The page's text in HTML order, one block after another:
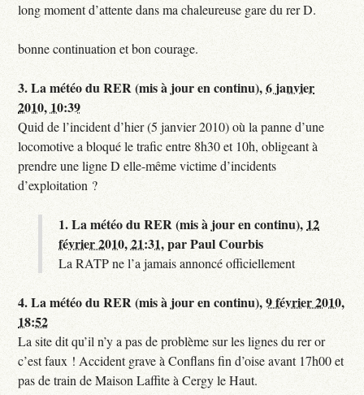
long moment d’attente dans ma chaleureuse gare du rer D.
bonne continuation et bon courage.
3.La météo du RER (mis à jour en continu),6 janvier
2010, 10:39
Quid de l’incident d’hier (5 janvier 2010) où la panne d’une
locomotive a bloqué le trafic entre 8h30 et 10h, obligeant à
prendre une ligne D elle-même victime d’incidents
d’exploitation ?
1.La météo du RER (mis à jour en continu), 12
février 2010, 21:31,parPaul Courbis
La RATP ne l’a jamais annoncé officiellement
4.La météo du RER (mis à jour en continu),9 février 2010,
18:52
La site dit qu’il n’y a pas de problème sur les lignes du rer or
c’est faux ! Accident grave à Conflans fin d’oise avant 17h00 et
pas de train de Maison Laffite à Cergy le Haut.